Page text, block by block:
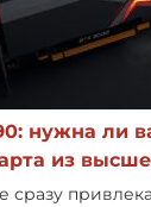
нужна ли
из
сразу